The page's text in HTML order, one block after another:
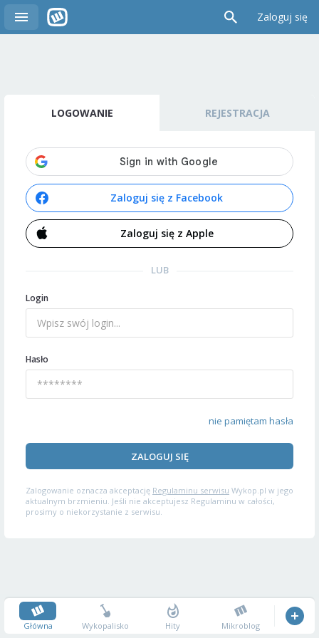
Zaloguj się
LOGOWANIE REJESTRACJA
Zaloguj się z Facebook
Zaloguj się z Apple
LUB
Login
Hasło
nie pamiętam hasła
ZALOGUJ SIĘ
Zalogowanie oznacza akceptację Regulaminu serwisu Wykop.pl w jego
aktualnym brzmieniu. Jeśli nie akceptujesz Regulaminu w całości,
prosimy o niekorzystanie z serwisu.
Główna Wykopalisko Hity Mikroblog